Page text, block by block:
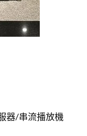
器/串流播放機